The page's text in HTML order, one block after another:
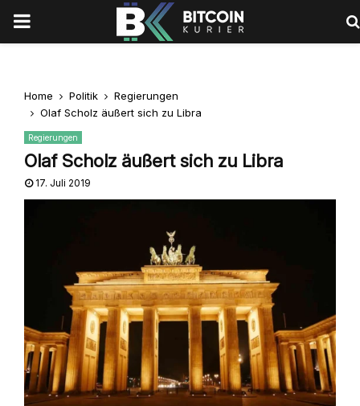
PRIMARY
Home Politik
Regierungen
Olaf Scholz äußert sich zu Libra
Regierungen
Olaf Scholz äußert sich zu Libra
17. Juli 2019